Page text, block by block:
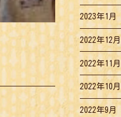
2023年1月
2022年12月
2022年11月
2022年10月
2022年9月